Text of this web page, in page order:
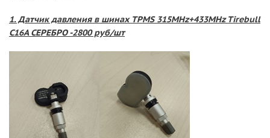
1. Датчик давления в шинах TPMS 315MHz+433MHz Tirebull
C16A СЕРЕБРО -2800 руб/шт